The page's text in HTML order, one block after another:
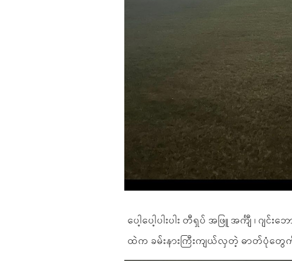
ပေါ့ပေါ့ပါးပါး တီရှပ် အဖြူ အင်္ကျီ ၊ ဂ
ထဲက ခမ်းနားကြီးကျယ်လှတဲ့ ဓာတ်ပုံတွေကို